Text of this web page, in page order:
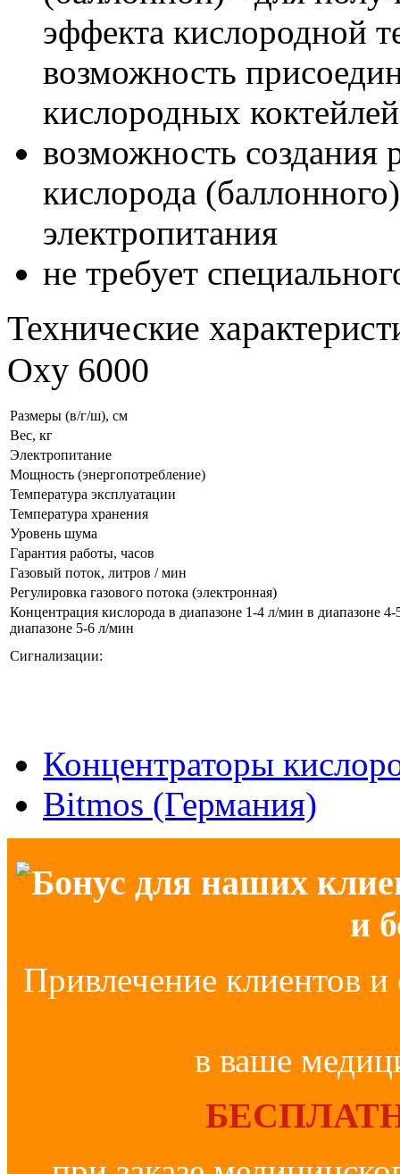
эффекта кислородной
возможность
кислородных коктейлей
возможность создания
кислорода
электропитания
не требует
Технические
Oxy 6000
Размеры (в/г/ш), см
Вес, кг
Электропитание
Мощность (энергопотребление)
Температура эксплуатации
Температура хранения
Уровень шума
Гарантия работы, часов
Газовый поток, литров / мин
Регулировка газового потока (электронная)
Концентрация кислорода в диапазоне 1-4 л/мин в диапазоне
диапазоне 5-6 л/мин
Сигнализации:
Концентраторы
Bitmos (Германия)
Бонус для наших
и
Привлечение клиентов и
в ваше